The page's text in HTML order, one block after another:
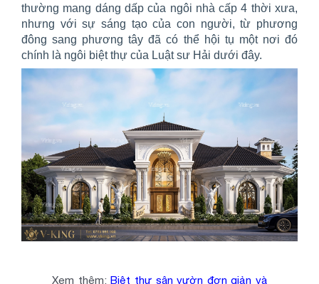
thường mang dáng dấp của ngôi nhà cấp 4 thời xưa,
nhưng với sự sáng tạo của con người, từ phương
đông sang phương tây đã có thể hội tụ một nơi đó
chính là ngôi biệt thự của Luật sư Hải dưới đây.
Xem thêm:Biệt thự sân vườn đơn giản và